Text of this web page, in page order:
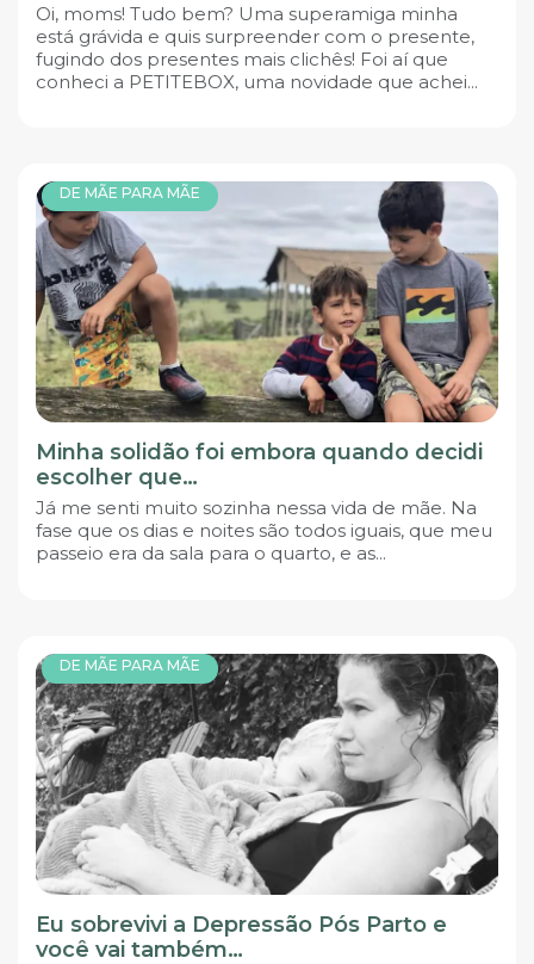
Oi, moms! Tudo bem? Uma superamiga minha
está grávida e quis surpreender com o presente,
fugindo dos presentes mais clichês! Foi aí que
conheci a PETITEBOX, uma novidade que achei...
DE MÃE PARA MÃE
Minha solidão foi embora quando decidi
escolher que…
Já me senti muito sozinha nessa vida de mãe. Na
fase que os dias e noites são todos iguais, que meu
passeio era da sala para o quarto, e as...
DE MÃE PARA MÃE
Eu sobrevivi a Depressão Pós Parto e
você vai também…